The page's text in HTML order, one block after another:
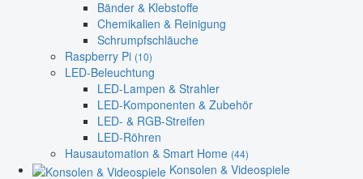
Bänder & Klebstoffe
Chemikalien & Reinigung
Schrumpfschläuche
Raspberry Pi (10)
LED-Beleuchtung
LED-Lampen & Strahler
LED-Komponenten & Zubehör
LED- & RGB-Streifen
LED-Röhren
Hausautomation & Smart Home (44)
Konsolen & Videospiele